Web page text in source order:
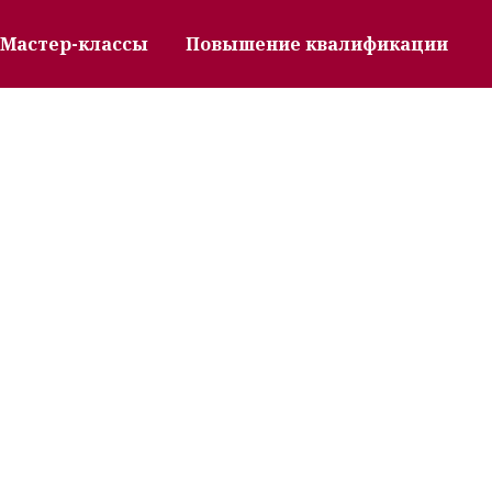
Мастер-классы Повышение квалификации